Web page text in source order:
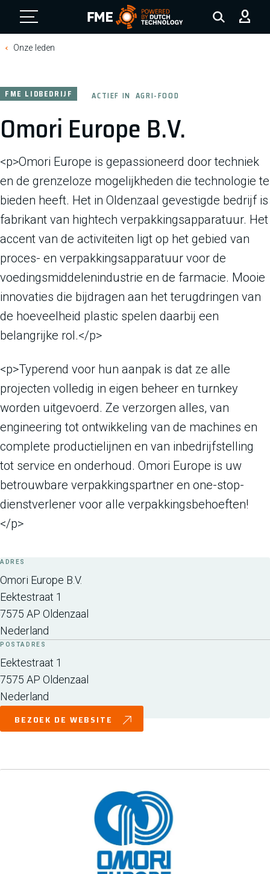
FME Logo, to the homepage
Onze leden
Omori Europe B.V.
FME LIDBEDRIJF ACTIEF IN AGRI-FOOD
<p>Omori Europe is gepassioneerd door techniek
en de grenzeloze mogelijkheden die technologie te
bieden heeft. Het in Oldenzaal gevestigde bedrijf is
fabrikant van hightech verpakkingsapparatuur. Het
accent van de activiteiten ligt op het gebied van
proces- en verpakkingsapparatuur voor de
voedingsmiddelenindustrie en de farmacie. Mooie
innovaties die bijdragen aan het terugdringen van
de hoeveelheid plastic spelen daarbij een
belangrijke rol.</p>
<p>Typerend voor hun aanpak is dat ze alle
projecten volledig in eigen beheer en turnkey
worden uitgevoerd. Ze verzorgen alles, van
engineering tot ontwikkeling van de machines en
complete productielijnen en van inbedrijfstelling
tot service en onderhoud. Omori Europe is uw
betrouwbare verpakkingspartner en one-stop-
dienstverlener voor alle verpakkingsbehoeften!
</p>
ADRES
Omori Europe B.V.
Eektestraat 1
7575 AP Oldenzaal
Nederland
POSTADRES
Eektestraat 1
7575 AP Oldenzaal
Nederland
BEZOEK DE WEBSITE